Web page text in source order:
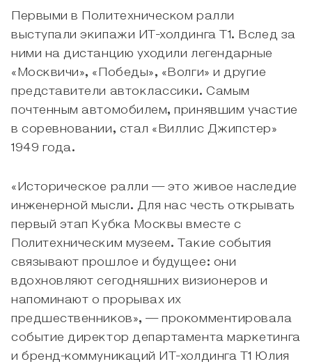
Первыми в Политехническом ралли
выступали экипажи ИТ-холдинга Т1. Вслед за
ними на дистанцию уходили легендарные
«Москвичи», «Победы», «Волги» и другие
представители автоклассики. Самым
почтенным автомобилем, принявшим участие
в соревновании, стал «Виллис Джипстер»
1949 года.
«Историческое ралли — это живое наследие
инженерной мысли. Для нас честь открывать
первый этап Кубка Москвы вместе с
Политехническим музеем. Такие события
связывают прошлое и будущее: они
вдохновляют сегодняшних визионеров и
напоминают о прорывах их
предшественников», — прокомментировала
событие директор департамента маркетинга
и бренд-коммуникаций ИТ-холдинга Т1 Юлия